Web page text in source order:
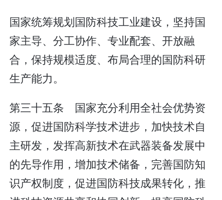
国家统筹规划国防科技工业建设，坚持国
家主导、分工协作、专业配套、开放融
合，保持规模适度、布局合理的国防科研
生产能力。
第三十五条 国家充分利用全社会优势资
源，促进国防科学技术进步，加快技术自
主研发，发挥高新技术在武器装备发展中
的先导作用，增加技术储备，完善国防知
识产权制度，促进国防科技成果转化，推